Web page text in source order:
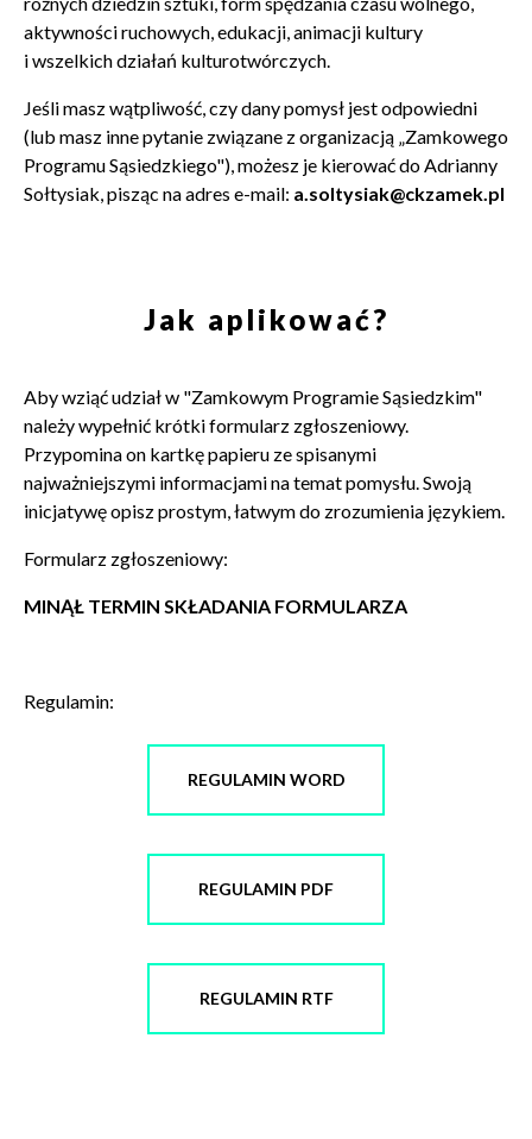
popup
Dołącz do newslettera
POTWIERDŹ ADRES EMAIL
w celu skorzystania z usługi newsletter.
Administratorem danych osobowych jest Centrum
Kultury ZAMEK z siedzibą w Poznaniu. Zapoznałem/am
się z informacjami dotyczącymi przetwarzania danych
osobowych, które są zawarte wPolityce prywatności.
aktywności ruchowych, edukacji, animacji kultury
i wszelkich działań kulturotwórczych.
Jeśli masz wątpliwość, czy dany pomysł jest odpowiedni
(lub masz inne pytanie związane z organizacją „Zamkowego
Programu Sąsiedzkiego"), możesz je kierować do Adrianny
Sołtysiak, pisząc na adres e-mail: a.soltysiak@ckzamek.pl
Jak aplikować?
Aby wziąć udział w "Zamkowym Programie Sąsiedzkim"
należy wypełnić krótki formularz zgłoszeniowy.
Przypomina on kartkę papieru ze spisanymi
najważniejszymi informacjami na temat pomysłu. Swoją
inicjatywę opisz prostym, łatwym do zrozumienia językiem.
Formularz zgłoszeniowy:
MINĄŁ TERMIN SKŁADANIA FORMULARZA
Regulamin:
REGULAMIN WORD
REGULAMIN PDF
REGULAMIN RTF